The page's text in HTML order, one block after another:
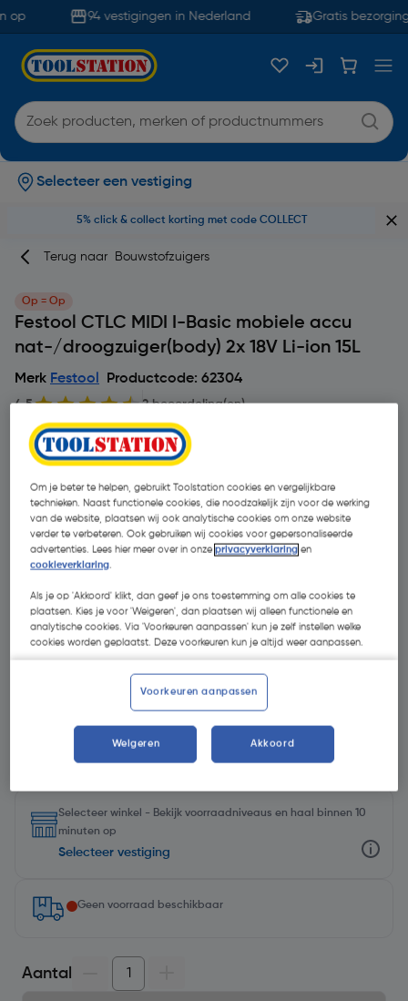
op 94 vestigingen in Nederland Gratis bezorging
Selecteer een vestiging
5% click & collect korting met code COLLECT
Terug naar Bouwstofzuigers
Op = Op
Festool CTLC MIDI I-Basic mobiele accu
nat-/droogzuiger(body) 2x 18V Li-ion 15L
Merk Festool Productcode: 62304
4.5 2 beoordeling(en)
€ 362,79| Excl. btw € 299,83
Selecteer winkel - Bekijk voorraadniveaus en haal binnen 10
minuten op
Selecteer vestiging
Geen voorraad beschikbaar
Aantal
Om je beter te helpen, gebruikt Toolstation cookies en vergelijkbare
technieken. Naast functionele cookies, die noodzakelijk zijn voor de werking
van de website, plaatsen wij ook analytische cookies om onze website
verder te verbeteren. Ook gebruiken wij cookies voor gepersonaliseerde
advertenties. Lees hier meer over in onzeprivacyverklaring en
cookieverklaring.
Als je op 'Akkoord' klikt, dan geef je ons toestemming om alle cookies te
plaatsen. Kies je voor 'Weigeren', dan plaatsen wij alleen functionele en
analytische cookies. Via 'Voorkeuren aanpassen' kun je zelf instellen welke
cookies worden geplaatst. Deze voorkeuren kun je altijd weer aanpassen.
Voorkeuren aanpassen
Weigeren Akkoord